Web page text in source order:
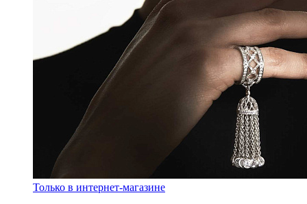
Только в интернет-магазине